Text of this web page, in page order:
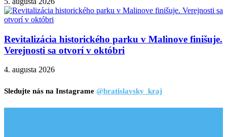
Revitalizácia historického parku v Malinove finišuje.
Verejnosti sa otvorí v októbri
4. augusta 2026
Sledujte nás na Instagrame @bratislavsky_kraj